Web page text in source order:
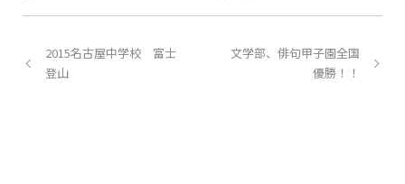
2015名古屋中学校 富士
登山
文学部、俳句甲子園全国
優勝！！